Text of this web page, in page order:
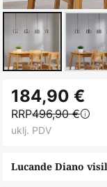
to
the
beginning
the
Lucande Diano
184,90 €
RRP496,90 €
uklj. PDV